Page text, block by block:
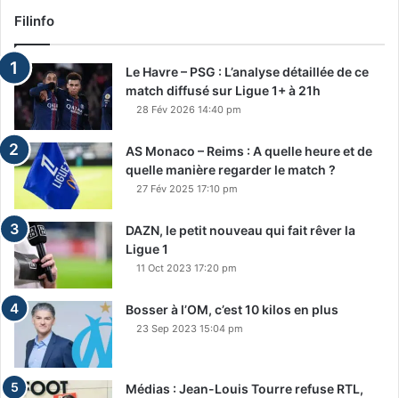
Filinfo
Le Havre – PSG : L’analyse détaillée de ce
match diffusé sur Ligue 1+ à 21h
28 Fév 2026 14:40 pm
AS Monaco – Reims : A quelle heure et de
quelle manière regarder le match ?
27 Fév 2025 17:10 pm
DAZN, le petit nouveau qui fait rêver la
Ligue 1
11 Oct 2023 17:20 pm
Bosser à l’OM, c’est 10 kilos en plus
23 Sep 2023 15:04 pm
Médias : Jean-Louis Tourre refuse RTL,